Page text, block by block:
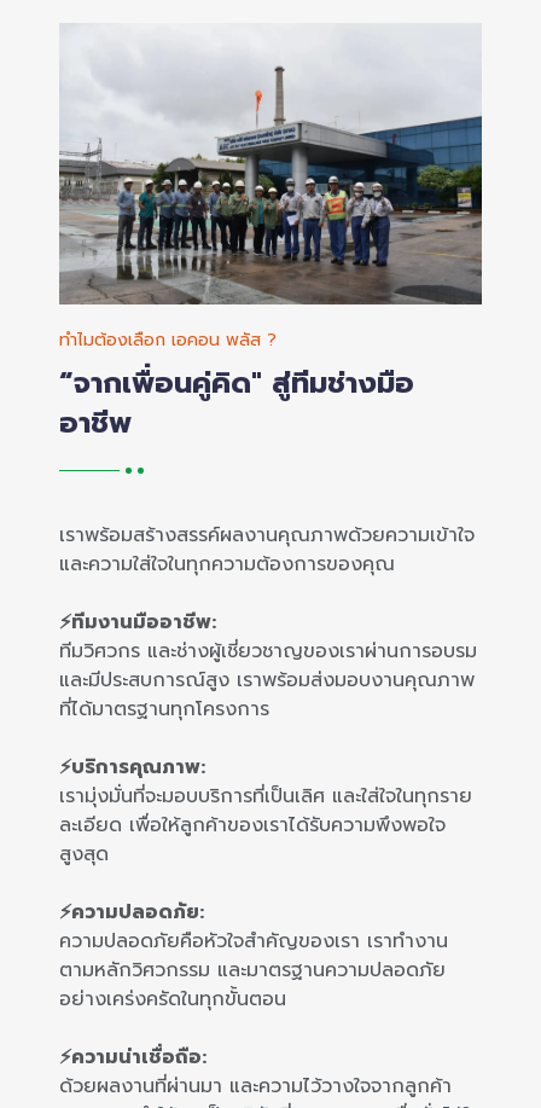
ทำไมต้องเลือก เอคอน พลัส ?
“จากเพื่อนคู่คิด" สู่ทีมช่างมือ
อาชีพ
เราพร้อมสร้างสรรค์ผลงานคุณภาพด้วยความเข้าใจ
และความใส่ใจในทุกความต้องการของคุณ
⚡ทีมงานมืออาชีพ:
ทีมวิศวกร และช่างผู้เชี่ยวชาญของเราผ่านการอบรม
และมีประสบการณ์สูง เราพร้อมส่งมอบงานคุณภาพ
ที่ได้มาตรฐานทุกโครงการ
⚡บริการคุณภาพ:
เรามุ่งมั่นที่จะมอบบริการที่เป็นเลิศ และใส่ใจในทุกราย
ละเอียด เพื่อให้ลูกค้าของเราได้รับความพึงพอใจ
สูงสุด
⚡ความปลอดภัย:
ความปลอดภัยคือหัวใจสำคัญของเรา เราทำงาน
ตามหลักวิศวกรรม และมาตรฐานความปลอดภัย
อย่างเคร่งครัดในทุกขั้นตอน
⚡ความน่าเชื่อถือ:
ด้วยผลงานที่ผ่านมา และความไว้วางใจจากลูกค้า